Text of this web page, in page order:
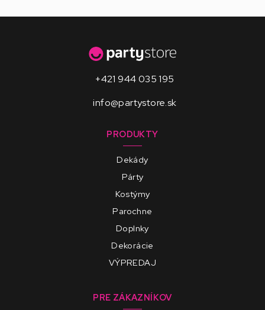
+421 944 035 195
info@partystore.sk
PRODUKTY
Dekády
Párty
Kostýmy
Parochne
Doplnky
Dekorácie
VÝPREDAJ
PRE ZÁKAZNÍKOV